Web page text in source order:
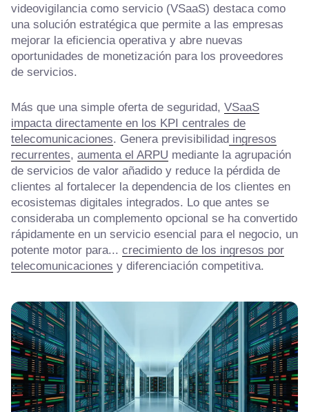
videovigilancia como servicio (VSaaS) destaca como
una solución estratégica que permite a las empresas
mejorar la eficiencia operativa y abre nuevas
oportunidades de monetización para los proveedores
de servicios.
Más que una simple oferta de seguridad, VSaaS
impacta directamente en los KPI centrales de
telecomunicaciones. Genera previsibilidad ingresos
recurrentes, aumenta el ARPU mediante la agrupación
de servicios de valor añadido y reduce la pérdida de
clientes al fortalecer la dependencia de los clientes en
ecosistemas digitales integrados. Lo que antes se
consideraba un complemento opcional se ha convertido
rápidamente en un servicio esencial para el negocio, un
potente motor para... crecimiento de los ingresos por
telecomunicaciones y diferenciación competitiva.